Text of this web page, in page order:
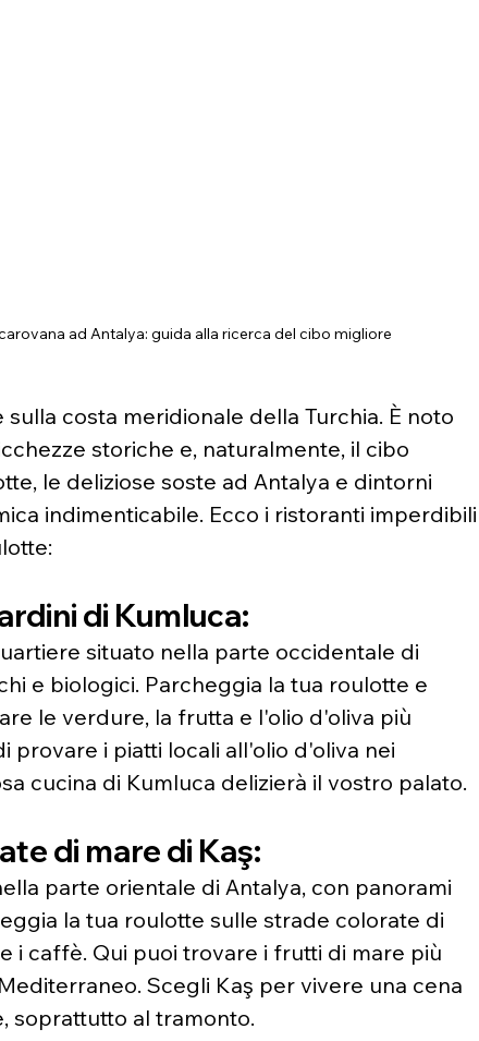
ad Antalya: guida alla ricerca del cibo migliore
costa meridionale della Turchia. È noto
storiche e, naturalmente, il cibo
le deliziose soste ad Antalya e dintorni
indimenticabile. Ecco i ristoranti imperdibili
di Kumluca:
situato nella parte occidentale di
e biologici. Parcheggia la tua roulotte e
le verdure, la frutta e l'olio d'oliva più
provare i piatti locali all'olio d'oliva nei
cucina di Kumluca delizierà il vostro palato.
di mare di Kaş:
parte orientale di Antalya, con panorami
la tua roulotte sulle strade colorate di
i caffè. Qui puoi trovare i frutti di mare più
Scegli Kaş per vivere una cena
soprattutto al tramonto.